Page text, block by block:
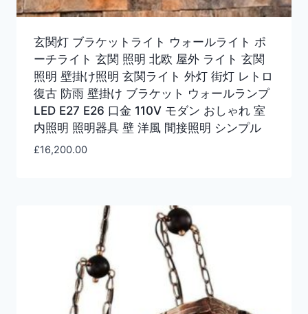
玄関灯 ブラケットライト ウォールライト ポ
ーチライト 玄関 照明 北欧 屋外 ライト 玄関
照明 壁掛け照明 玄関ライト 外灯 街灯 レトロ
復古 防雨 壁掛け ブラケット ウォールランプ
LED E27 E26 口金 110V モダン おしゃれ 室
内照明 照明器具 壁 洋風 間接照明 シンプル
£16,200.00